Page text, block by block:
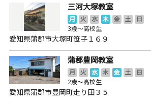
三河大塚教室
月 火 水 木 金 土
日
3歳～高校生
愛知県蒲郡市大塚町笹子１６９
蒲郡豊岡教室
月 火 水 木 金 土
日
2歳～高校生
愛知県蒲郡市豊岡町走り田３５